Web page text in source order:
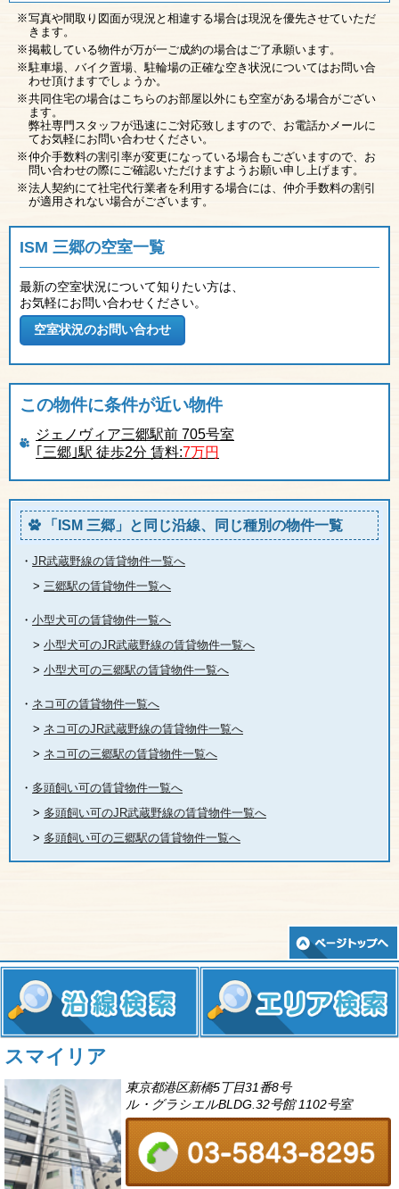
写真や間取り図面が現況と相違する場合は現況を優先させていただ
きます。
掲載している物件が万が一ご成約の場合はご了承願います。
駐車場、バイク置場、駐輪場の正確な空き状況についてはお問い合
わせ頂けますでしょうか。
共同住宅の場合はこちらのお部屋以外にも空室がある場合がござい
ます。
弊社専門スタッフが迅速にご対応致しますので、お電話かメールに
てお気軽にお問い合わせください。
仲介手数料の割引率が変更になっている場合もございますので、お
問い合わせの際にご確認いただけますようお願い申し上げます。
法人契約にて社宅代行業者を利用する場合には、仲介手数料の割引
が適用されない場合がございます。
ISM 三郷の空室一覧
最新の空室状況について知りたい方は、
お気軽にお問い合わせください。
この物件に条件が近い物件
ジェノヴィア三郷駅前 705号室
｢三郷｣駅 徒歩2分 賃料:7万円
「ISM 三郷」と同じ沿線、同じ種別の物件一覧
・ JR武蔵野線の賃貸物件一覧へ
> 三郷駅の賃貸物件一覧へ
・ 小型犬可の賃貸物件一覧へ
> 小型犬可のJR武蔵野線の賃貸物件一覧へ
> 小型犬可の三郷駅の賃貸物件一覧へ
・ ネコ可の賃貸物件一覧へ
> ネコ可のJR武蔵野線の賃貸物件一覧へ
> ネコ可の三郷駅の賃貸物件一覧へ
・ 多頭飼い可の賃貸物件一覧へ
> 多頭飼い可のJR武蔵野線の賃貸物件一覧へ
> 多頭飼い可の三郷駅の賃貸物件一覧へ
スマイリア
東京都港区新橋5丁目31番8号
ル・グラシエルBLDG.32号館 1102号室